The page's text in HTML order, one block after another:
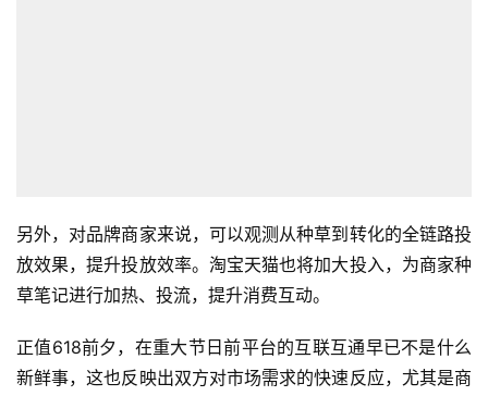
页
另外，对品牌商家来说，可以观测从种草到转化的全链路投
放效果，提升投放效率。淘宝天猫也将加大投入，为商家种
草笔记进行加热、投流，提升消费互动。
正值618前夕，在重大节日前平台的互联互通早已不是什么
新鲜事，这也反映出双方对市场需求的快速反应，尤其是商